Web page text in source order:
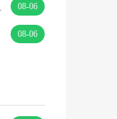
08-06
08-06